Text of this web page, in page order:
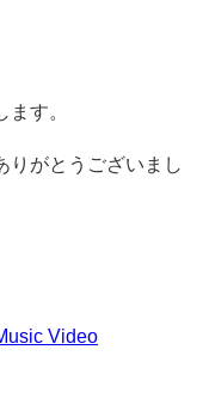
す。
がとうございまし
Video